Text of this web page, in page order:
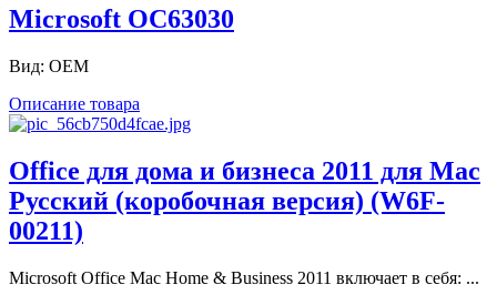
Microsoft OC63030
Вид: OEM
Описание товара
Office для дома и бизнеса 2011 для Mac
Русский (коробочная версия) (W6F-
00211)
Microsoft Office Mac Home & Business 2011 включает в себя: ...